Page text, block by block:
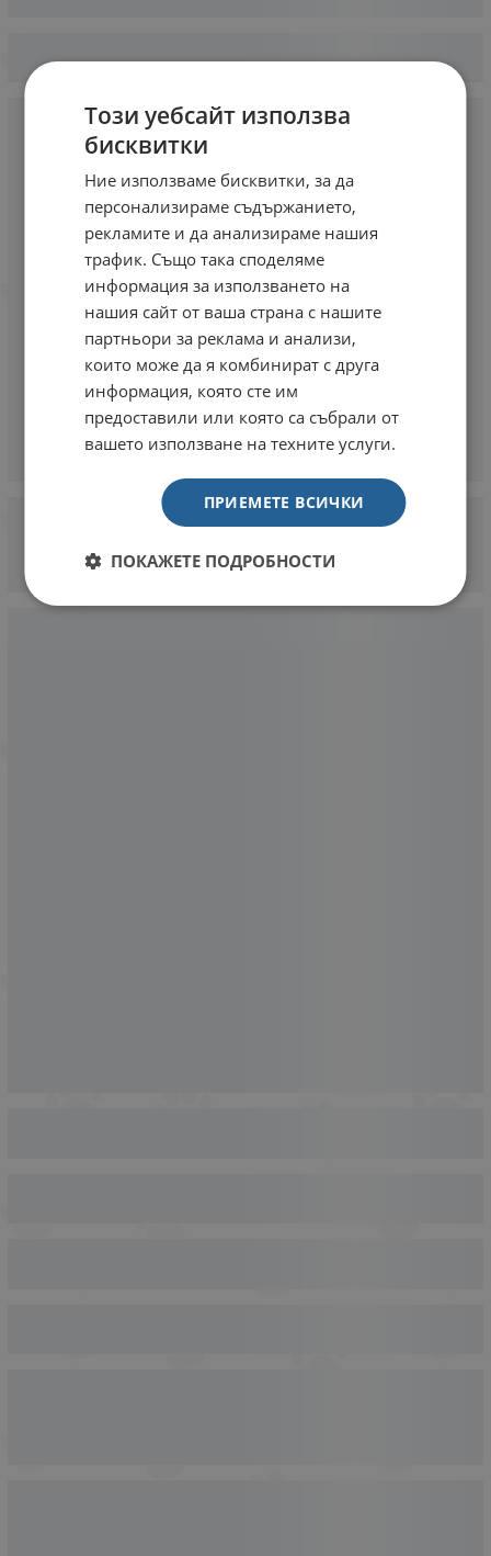
Този уебсайт използва
бисквитки
Ние използваме бисквитки, за да
персонализираме съдържанието,
рекламите и да анализираме нашия
трафик. Също така споделяме
информация за използването на
нашия сайт от ваша страна с нашите
партньори за реклама и анализи,
които може да я комбинират с друга
информация, която сте им
предоставили или която са събрали от
вашето използване на техните услуги.
ПРИЕМЕТЕ ВСИЧКИ
ПОКАЖЕТЕ ПОДРОБНОСТИ